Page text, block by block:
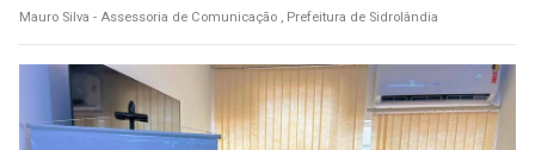
Mauro Silva - Assessoria de Comunicação , Prefeitura de Sidrolândia